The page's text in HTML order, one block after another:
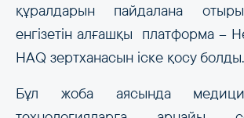
құралдарын пайдалана
енгізетін алғашқы платформа –
HAQ зертханасын іске қосу болды.
Бұл жоба аясында